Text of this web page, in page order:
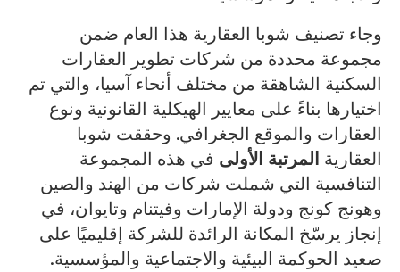
وجاء تصنيف شوبا العقارية هذا العام ضمن
مجموعة محددة من شركات تطوير العقارات
السكنية الشاهقة من مختلف أنحاء آسيا، والتي تم
اختيارها بناءً على معايير الهيكلية القانونية ونوع
العقارات والموقع الجغرافي. وحققت شوبا
العقارية المرتبة الأولى في هذه المجموعة
التنافسية التي شملت شركات من الهند والصين
وهونج كونج ودولة الإمارات وفيتنام وتايوان، في
إنجاز يرسّخ المكانة الرائدة للشركة إقليميًا على
صعيد الحوكمة البيئية والاجتماعية والمؤسسية.